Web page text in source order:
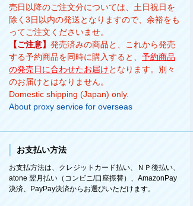
売日以降のご注文分については、土日祝日を
除く3日以内の発送となりますので、余裕をも
ってご注文くださいませ。
【ご注意】 発売済みの商品と、これから発売
する予約商品を同時に購入すると、 予約商品
の発売日に合わせたお届けとなります。別々
のお届けとはなりません。
Domestic shipping (Japan) only.
About proxy service for overseas
お支払い方法
お支払方法は、クレジットカード払い、ＮＰ後払い、
atone 翌月払い（コンビニ/口座振替）、AmazonPay
決済、PayPay決済からお選びいただけます。